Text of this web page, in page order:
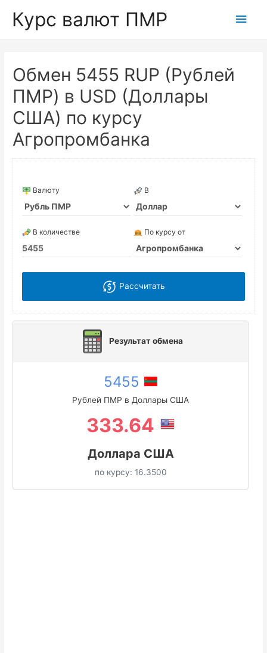
Курс валют ПМР
Обмен 5455 RUP (Рублей
ПМР) в USD (Доллары
США) по курсу
Агропромбанка
Валюту В
В количестве По курсу от
Рассчитать
Результат обмена
5455
Рублей ПМР в Доллары США
333.64
Доллара США
по курсу: 16.3500